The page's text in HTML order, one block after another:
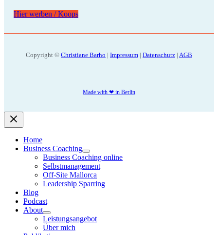
Hier werben / Koops
Copyright © Christiane Barho | Impressum | Datenschutz | AGB
Made with ❤ in Berlin
Home
Business Coaching
Business Coaching online
Selbstmanagement
Off-Site Mallorca
Leadership Sparring
Blog
Podcast
About
Leistungsangebot
Über mich